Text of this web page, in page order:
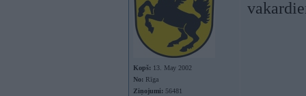
Kopš: 13. May 2002
No: Rīga
Ziņojumi: 56481